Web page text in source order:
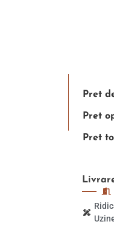
Pret
Pret
Pret